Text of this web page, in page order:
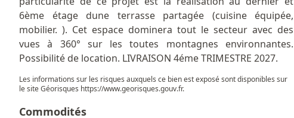
6ème étage dune terrasse partagée (cuisine équipée,
mobilier. ). Cet espace dominera tout le secteur avec des
vues à 360° sur les toutes montagnes environnantes.
Possibilité de location. LIVRAISON 4éme TRIMESTRE 2027.
Les informations sur les risques auxquels ce bien est exposé sont disponibles sur
le site Géorisques https://www.georisques.gouv.fr.
Commodités